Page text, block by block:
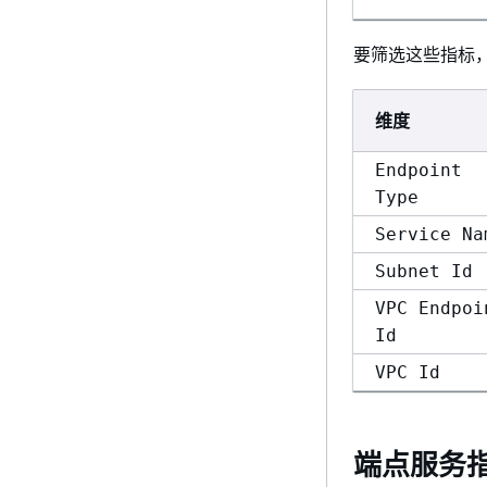
要筛选这些指标
维度
Endpoint
Type
Service
Subnet Id
VPC
Id
VPC Id
端点服务